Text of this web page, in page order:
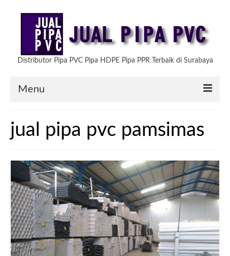
Distributor Pipa PVC Pipa HDPE Pipa PPR Terbaik di Surabaya
Menu
ARTIKEL
PRODUK KAMI
TESTIMONIAL
HUBUNGI KAMI
jual pipa pvc pamsimas